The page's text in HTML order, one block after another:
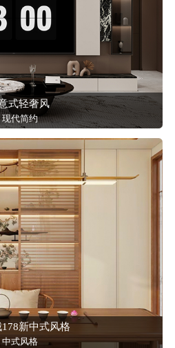
式轻奢风
现代简约
新中式风格
中式风格